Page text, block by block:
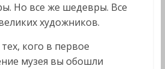
Но все же шедевры. Все
художников.
кого в первое
музея вы обошли